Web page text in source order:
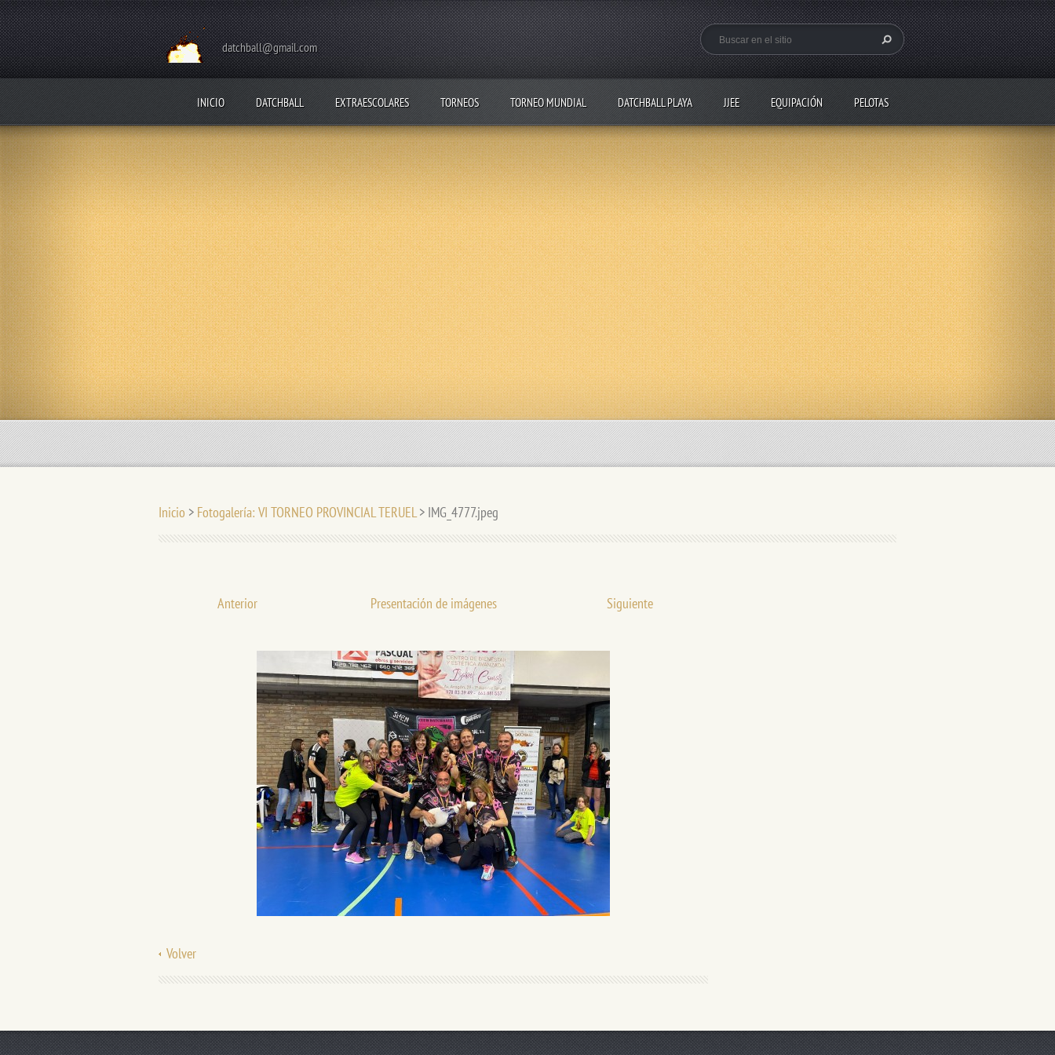
datchball@gmail.com
INICIO DATCHBALL EXTRAESCOLARES TORNEOS TORNEO MUNDIAL DATCHBALL PLAYA JJEE EQUIPACIÓN PELOTAS
Inicio > Fotogalería: VI TORNEO PROVINCIAL TERUEL > IMG_4777.jpeg
Anterior Presentación de imágenes Siguiente
Volver